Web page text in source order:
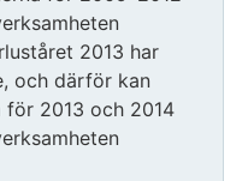
2013 har
och därför kan
2013 och 2014